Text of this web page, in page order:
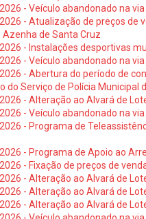
- Veículo abandonado na
- Atualização de preços de
Azenha de Santa Cruz
- Instalações desportivas
- Veículo abandonado na
- Abertura do período de
do Serviço de Polícia Municipal
- Alteração ao Alvará de
- Veículo abandonado na
- Programa de
- Programa de Apoio ao
- Fixação de preços de
- Alteração ao Alvará de
- Alteração ao Alvará de
- Alteração ao Alvará de